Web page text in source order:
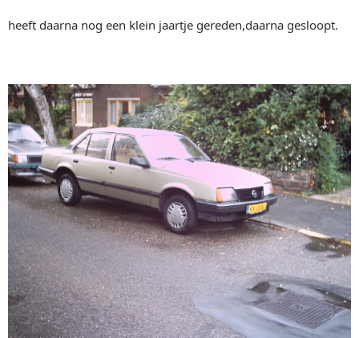
heeft daarna nog een klein jaartje gereden,daarna gesloopt.